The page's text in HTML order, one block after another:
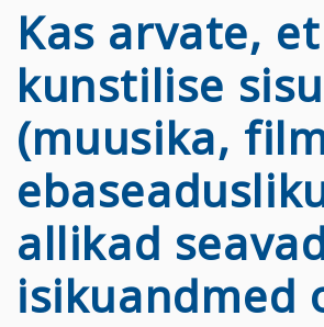
Kas arvate, et
kunstilise sisu
(muusika,
allikad
isikuandmed